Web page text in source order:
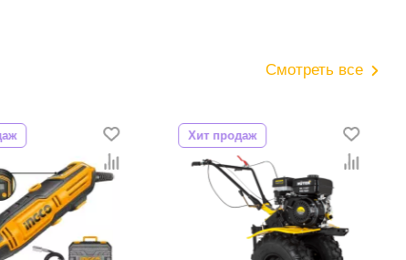
Смотреть все
Хит продаж